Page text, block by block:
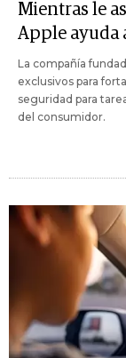
Mientras le
Apple ayuda
La compañía
exclusivos para
seguridad para
del consumidor.